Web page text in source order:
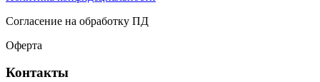
Согласение на обработку ПД
Оферта
Контакты